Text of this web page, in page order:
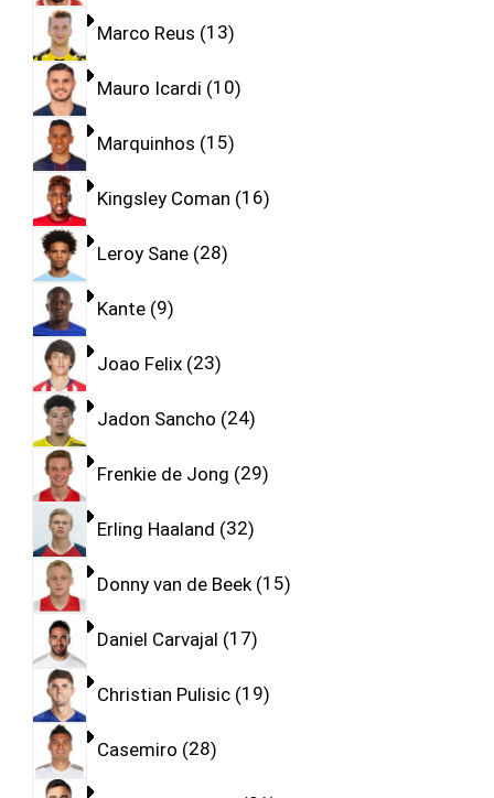
Marco Reus 13
Mauro Icardi 10
Marquinhos 15
Kingsley Coman 16
Leroy Sane 28
Kante 9
Joao Felix 23
Jadon Sancho 24
Frenkie de Jong 29
Erling Haaland 32
Donny van de Beek 15
Daniel Carvajal 17
Christian Pulisic 19
Casemiro 28